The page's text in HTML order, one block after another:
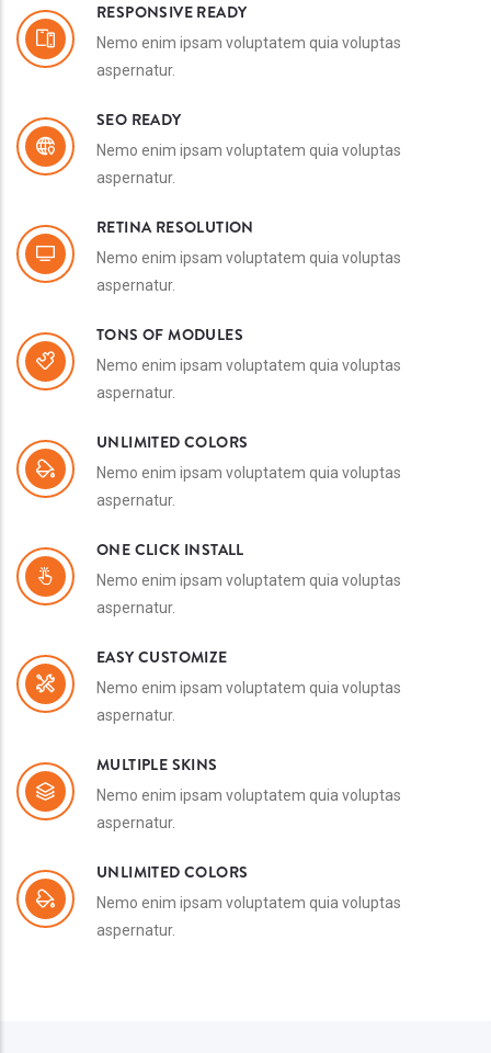
RESPONSIVE READY
Nemo enim ipsam voluptatem quia voluptas
aspernatur.
SEO READY
Nemo enim ipsam voluptatem quia voluptas
aspernatur.
RETINA RESOLUTION
Nemo enim ipsam voluptatem quia voluptas
aspernatur.
TONS OF MODULES
Nemo enim ipsam voluptatem quia voluptas
aspernatur.
UNLIMITED COLORS
Nemo enim ipsam voluptatem quia voluptas
aspernatur.
ONE CLICK INSTALL
Nemo enim ipsam voluptatem quia voluptas
aspernatur.
EASY CUSTOMIZE
Nemo enim ipsam voluptatem quia voluptas
aspernatur.
MULTIPLE SKINS
Nemo enim ipsam voluptatem quia voluptas
aspernatur.
UNLIMITED COLORS
Nemo enim ipsam voluptatem quia voluptas
aspernatur.